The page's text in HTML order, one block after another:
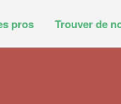
pros Trouver de